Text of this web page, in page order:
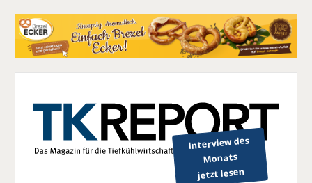
Interview des
Monats
jetzt lesen